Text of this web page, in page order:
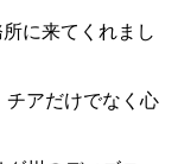
に来てくれまし
チアだけでなく心